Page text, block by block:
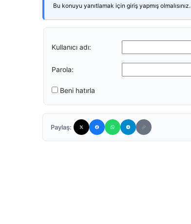
Bu konuyu yanıtlamak için giriş yapmış olmalısınız.
Kullanıcı adı:
Parola:
Beni hatırla
Paylaş: